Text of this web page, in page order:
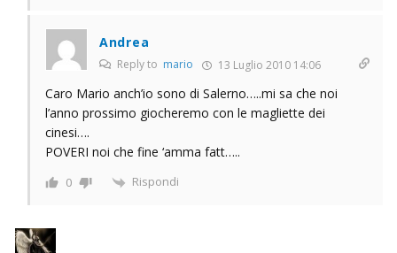
Andrea
Reply to mario 13 Luglio 2010 14:06
Caro Mario anch’io sono di Salerno…..mi sa che noi
l’anno prossimo giocheremo con le magliette dei
cinesi….
POVERI noi che fine ‘amma fatt…..
0 Rispondi